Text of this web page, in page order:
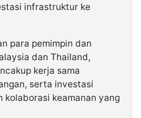
infrastruktur ke
para pemimpin dan
dan Thailand,
kerja sama
serta investasi
keamanan yang